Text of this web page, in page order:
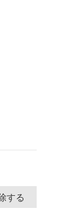
する